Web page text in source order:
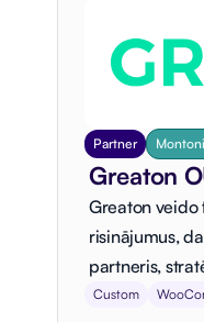
Partner
Greaton
Greaton veido
risinājumus,
partneris,
Custom